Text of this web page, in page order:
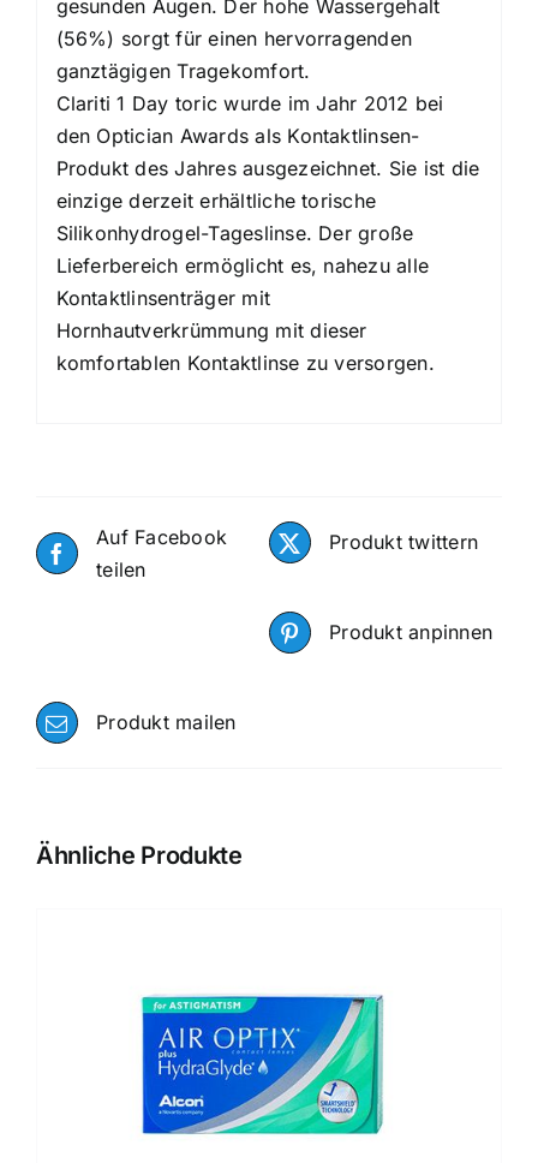
gesunden Augen. Der hohe Wassergehalt
(56%) sorgt für einen hervorragenden
ganztägigen Tragekomfort.
Clariti 1 Day toric wurde im Jahr 2012 bei
den Optician Awards als Kontaktlinsen-
Produkt des Jahres ausgezeichnet. Sie ist die
einzige derzeit erhältliche torische
Silikonhydrogel-Tageslinse. Der große
Lieferbereich ermöglicht es, nahezu alle
Kontaktlinsenträger mit
Hornhautverkrümmung mit dieser
komfortablen Kontaktlinse zu versorgen.
Auf Facebook
teilen
Produkt twittern
Produkt anpinnen
Produkt mailen
Ähnliche Produkte